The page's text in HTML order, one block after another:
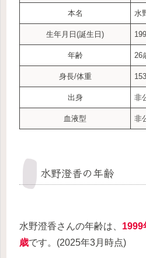
本名 水
生年月日(誕生日)
年齢 26
身長/体重
出身 非
血液型 非
水野澄香の年齢
水野澄香さんの年齢は、 1999
歳です。(2025年3月時点)